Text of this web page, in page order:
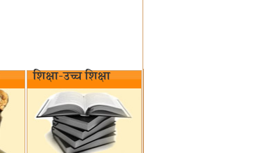
शिक्षा-उच्च शिक्षा